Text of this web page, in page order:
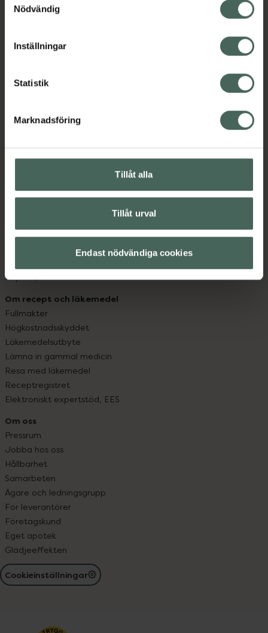
återkalla ditt samtycke via webbplatsens
cookieinställningar. Ett återkallat samtycke påverkar inte
lagligheten av behandling som skett innan återkallelsen.
Nödvändig
Inställningar
Statistik
Marknadsföring
Tillåt alla
Tillåt urval
Endast nödvändiga cookies
Kronans Apotek finns här för dig. Du hittar oss från Skåne i
syd till Lappland i norr, och online i mobilen och på
datorn. Oavsett vem du är så är det vårt uppdrag att
med oss.
Kundservice
Kontakta oss
Hitta apotek
Leverans, betalning och retur
Sajtens tillgänglighet
Köpvillkor
Om recept och läkemedel
Fullmakter
Högkostnadsskyddet
Läkemedelsutbyte
Lämna in gammal medicin
Resa med läkemedel
Receptregistret
Elektroniskt expertstöd, EES
Om oss
Pressrum
Jobba hos oss
Hållbarhet
Samarbeten
Ägare och ledningsgrupp
För leverantörer
Företagskund
Eget apotek
Glädjeeffekten
Cookieinställningar